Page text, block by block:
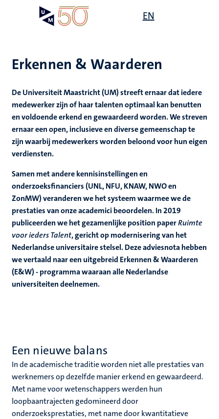
gaan
EN
Erkennen & Waarderen
De Universiteit Maastricht (UM) streeft ernaar dat iedere
medewerker zijn of haar talenten optimaal kan benutten
en voldoende erkend en gewaardeerd worden. We streven
ernaar een open, inclusieve en diverse gemeenschap te
zijn waarbij medewerkers worden beloond voor hun eigen
verdiensten.
Samen met andere kennisinstellingen en
onderzoeksfinanciers (UNL, NFU, KNAW, NWO en
ZonMW) veranderen we het systeem waarmee we de
prestaties van onze academici beoordelen. In 2019
publiceerden we het gezamenlijke position paperRuimte
voor ieders Talent, gericht op modernisering van het
Nederlandse universitaire stelsel. Deze adviesnota hebben
we vertaald naar een uitgebreid Erkennen & Waarderen
(E&W) - programma waaraan alle Nederlandse
universiteiten deelnemen.
Een nieuwe balans
In de academische traditie worden niet alle prestaties van
werknemers op dezelfde manier erkend en gewaardeerd.
Met name voor wetenschappers werden hun
loopbaantrajecten gedomineerd door
onderzoeksprestaties, met name door kwantitatieve